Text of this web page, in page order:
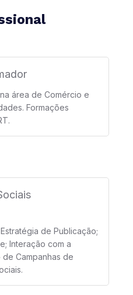
área de Comércio e
Formações
de Publicação;
Interação com a
Campanhas de